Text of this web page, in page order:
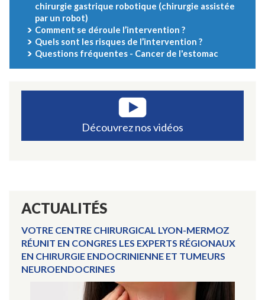
chirurgie gastrique robotique (chirurgie assistée
par un robot)
Comment se déroule l’intervention ?
Quels sont les risques de l’intervention ?
Questions fréquentes - Cancer de l'estomac
Découvrez nos vidéos
ACTUALITÉS
VOTRE CENTRE CHIRURGICAL LYON-MERMOZ
RÉUNIT EN CONGRES LES EXPERTS RÉGIONAUX
EN CHIRURGIE ENDOCRINIENNE ET TUMEURS
NEUROENDOCRINES